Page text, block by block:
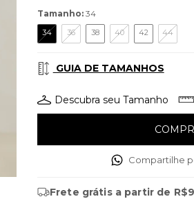
Tamanho: 34
34 36 38 40 42 44
GUIA DE TAMANHOS
Descubra seu Tamanho
Compartilhe
Frete grátis a partir de